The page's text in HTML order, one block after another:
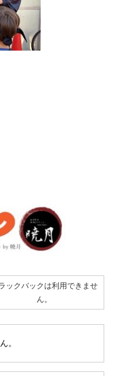
ックバックは利用できませ
ん。
。